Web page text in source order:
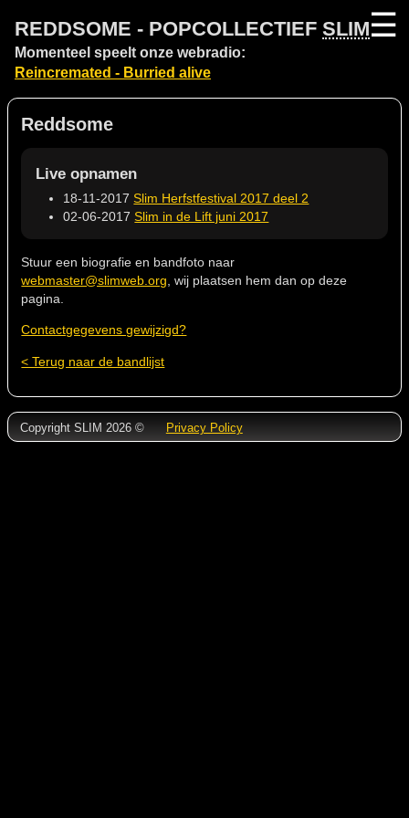
REDDSOME - POPCOLLECTIEF SLIM
Momenteel speelt onze webradio:
Reincremated - Burried alive
☰
Reddsome
Live opnamen
18-11-2017Slim Herfstfestival 2017 deel 2
02-06-2017Slim in de Lift juni 2017
Stuur een biografie en bandfoto naar
webmaster@slimweb.org , wij plaatsen hem dan op deze
pagina.
Contactgegevens gewijzigd?
< Terug naar de bandlijst
Copyright SLIM 2026 © Privacy Policy